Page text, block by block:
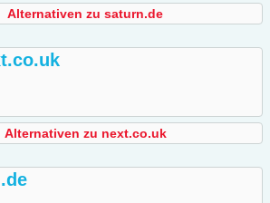
Alternativen zu saturn.de
Alternativen zu next.co.uk